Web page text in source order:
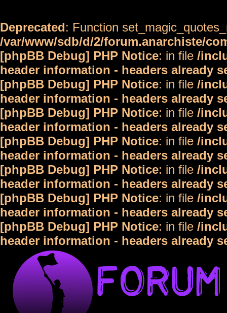
Deprecated: Function
/var/www/sdb/d/2/forum.anarchiste/
[phpBB Debug] PHP Notice: in file /
header information - headers already
[phpBB Debug] PHP Notice: in file /
header information - headers already
[phpBB Debug] PHP Notice: in file /
header information - headers already
[phpBB Debug] PHP Notice: in file /
header information - headers already
[phpBB Debug] PHP Notice: in file /
header information - headers already
[phpBB Debug] PHP Notice: in file /
header information - headers already
[phpBB Debug] PHP Notice: in file /
header information - headers already